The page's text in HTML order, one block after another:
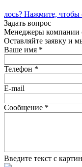
лось? Нажмите, чтобы
Задать вопрос
Менеджеры компании
Оставляйте заявку и
Ваше имя *
Телефон *
E-mail
Сообщение *
Введите текст с